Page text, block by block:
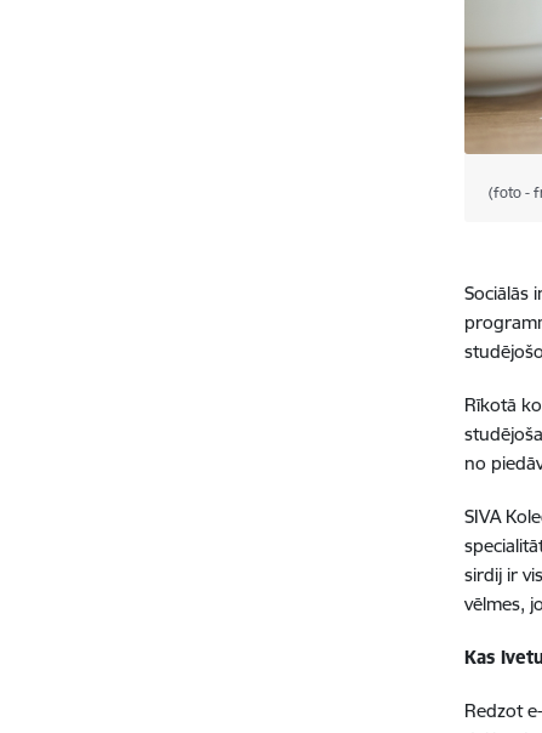
(foto -
Sociālās
Rīkotā
no
SIVA
sirdij ir
vēlmes,
Kas
Redzot